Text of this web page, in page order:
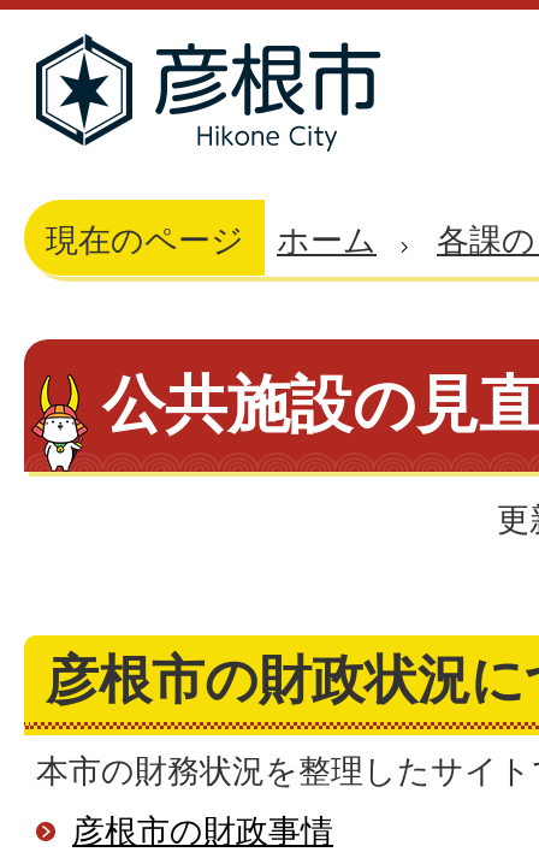
現在のページ ホーム 各課
公共施設の見
更
彦根市の財政状況
本市の財務状況を整理したサイ
彦根市の財政事情